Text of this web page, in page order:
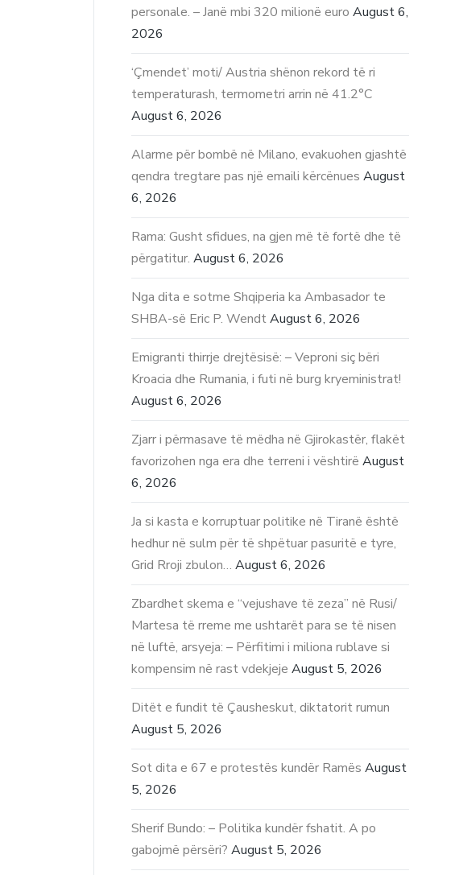
personale. – Janë mbi 320 milionë euro August 6,
2026
‘Çmendet’ moti/ Austria shënon rekord të ri
temperaturash, termometri arrin në 41.2°C
August 6, 2026
Alarme për bombë në Milano, evakuohen gjashtë
qendra tregtare pas një emaili kërcënues August
6, 2026
Rama: Gusht sfidues, na gjen më të fortë dhe të
përgatitur. August 6, 2026
Nga dita e sotme Shqiperia ka Ambasador te
SHBA-së Eric P. Wendt August 6, 2026
Emigranti thirrje drejtësisë: – Veproni siç bëri
Kroacia dhe Rumania, i futi në burg kryeministrat!
August 6, 2026
Zjarr i përmasave të mëdha në Gjirokastër, flakët
favorizohen nga era dhe terreni i vështirë August
6, 2026
Ja si kasta e korruptuar politike në Tiranë është
hedhur në sulm për të shpëtuar pasuritë e tyre,
Grid Rroji zbulon… August 6, 2026
Zbardhet skema e “vejushave të zeza” në Rusi/
Martesa të rreme me ushtarët para se të nisen
në luftë, arsyeja: – Përfitimi i miliona rublave si
kompensim në rast vdekjeje August 5, 2026
Ditët e fundit të Çausheskut, diktatorit rumun
August 5, 2026
Sot dita e 67 e protestës kundër Ramës August
5, 2026
Sherif Bundo: – Politika kundër fshatit. A po
gabojmë përsëri? August 5, 2026